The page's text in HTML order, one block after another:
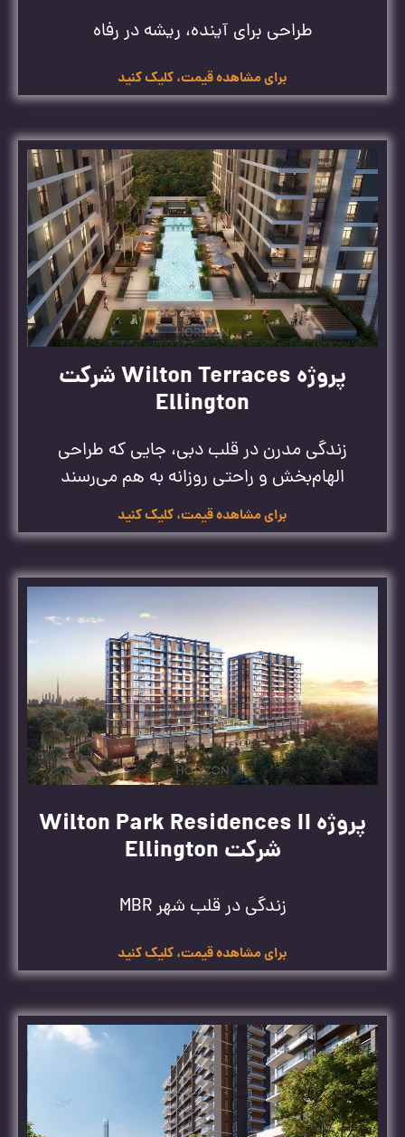
طراحی برای آینده، ریشه در رفاه
برای مشاهده قیمت، کلیک کنید
پروژه Wilton Terraces شرکت
Ellington
زندگی مدرن در قلب دبی، جایی که طراحی
الهام‌بخش و راحتی روزانه به هم می‌رسند
برای مشاهده قیمت، کلیک کنید
پروژه Wilton Park Residences II
شرکت Ellington
زندگی در قلب شهر MBR
برای مشاهده قیمت، کلیک کنید